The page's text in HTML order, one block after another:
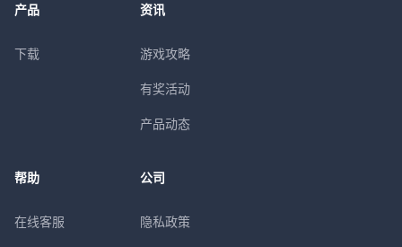
产品
下载
资讯
游戏攻略
有奖活动
产品动态
帮助
在线客服
公司
隐私政策